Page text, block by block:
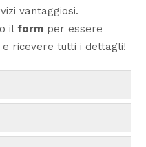
vantaggiosi.
il form per essere
ricevere tutti i dettagli!